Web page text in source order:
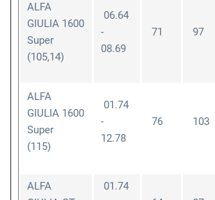
ALFA
GIULIA 1600
Super
(105,14)
06.64
-
08.69
71 97
ALFA
GIULIA 1600
Super
(115)
01.74
-
12.78
76 103
ALFA
01.74